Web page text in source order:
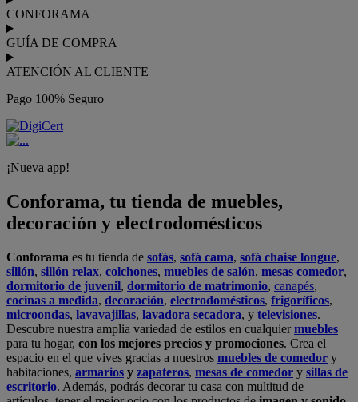
CONFORAMA
GUÍA DE COMPRA
ATENCIÓN AL CLIENTE
Pago 100% Seguro
¡Nueva app!
Conforama, tu tienda de muebles,
decoración y electrodomésticos
Conforama es tu tienda de sofás, sofá cama, sofá chaise longue,
sillón, sillón relax, colchones, muebles de salón, mesas comedor,
dormitorio de juvenil, dormitorio de matrimonio, canapés,
cocinas a medida, decoración, electrodomésticos, frigoríficos,
microondas, lavavajillas, lavadora secadora, y televisiones.
Descubre nuestra amplia variedad de estilos en cualquiermuebles
para tu hogar, con los mejores precios y promociones. Crea el
espacio en el que vives gracias a nuestros muebles de comedor y
habitaciones, armarios y zapateros, mesas de comedor y sillas de
escritorio. Además, podrás decorar tu casa con multitud de